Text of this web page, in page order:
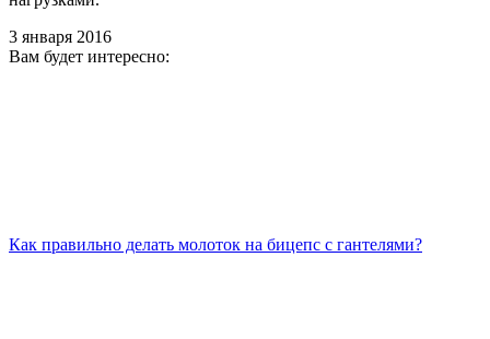
3 января 2016
Вам будет интересно:
Как правильно делать молоток на бицепс с гантелями?